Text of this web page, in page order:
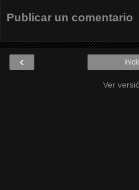
Publicar un comentario
‹
Ver